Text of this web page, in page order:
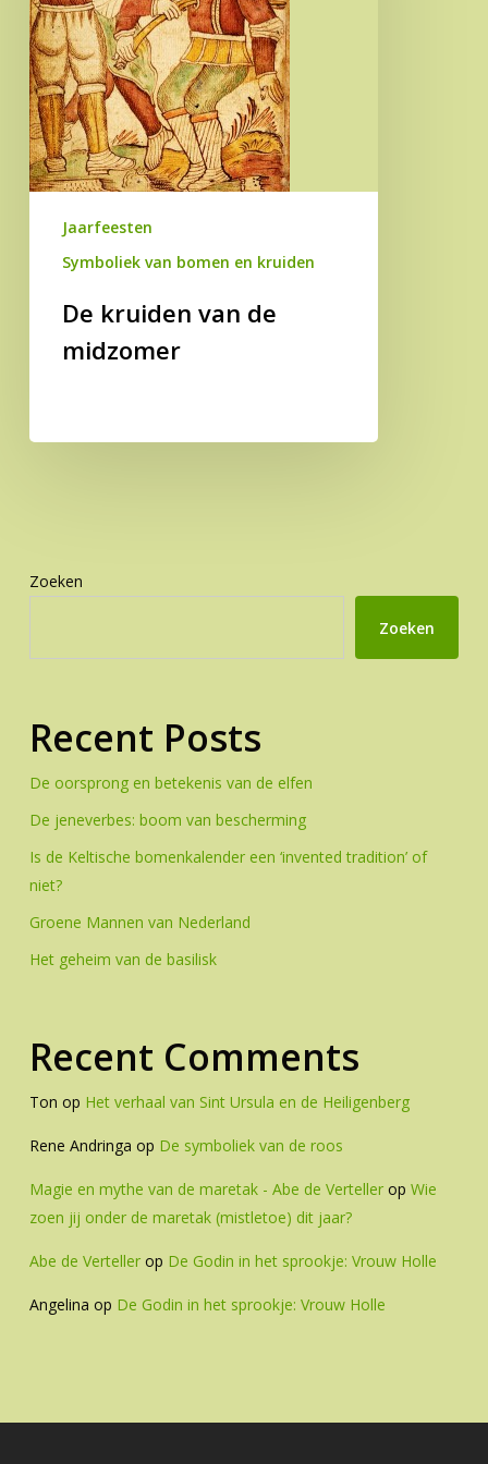
Jaarfeesten
Symboliek van bomen en kruiden
De kruiden van de
midzomer
Zoeken
Zoeken
Recent Posts
De oorsprong en betekenis van de elfen
De jeneverbes: boom van bescherming
Is de Keltische bomenkalender een ‘invented tradition’ of
niet?
Groene Mannen van Nederland
Het geheim van de basilisk
Recent Comments
Ton op Het verhaal van Sint Ursula en de Heiligenberg
Rene Andringa op De symboliek van de roos
Magie en mythe van de maretak - Abe de Vertellerop Wie
zoen jij onder de maretak (mistletoe) dit jaar?
Abe de Vertellerop De Godin in het sprookje: Vrouw Holle
Angelina op De Godin in het sprookje: Vrouw Holle